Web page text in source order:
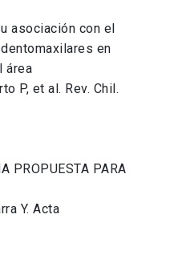
asociación con el
en
área
P, et al. Rev. Chil.
PROPUESTA PARA
Y. Acta